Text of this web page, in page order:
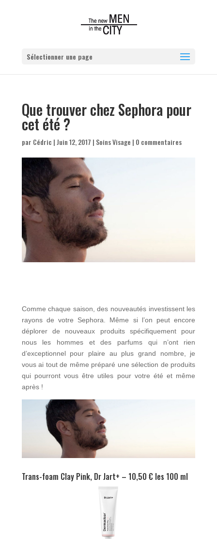
Sélectionner une page
Que trouver chez Sephora pour
cet été ?
par Cédric |Juin 12, 2017 | Soins Visage | 0 commentaires
Comme chaque saison, des nouveautés investissent les
rayons de votre Sephora. Même si l’on peut encore
déplorer de nouveaux produits spécifiquement pour
nous les hommes et des parfums qui n’ont rien
d’exceptionnel pour plaire au plus grand nombre, je
vous ai tout de même préparé une sélection de produits
qui pourront vous être utiles pour votre été et même
après !
Trans-foam Clay Pink, Dr Jart+ – 10,50 € les 100 ml